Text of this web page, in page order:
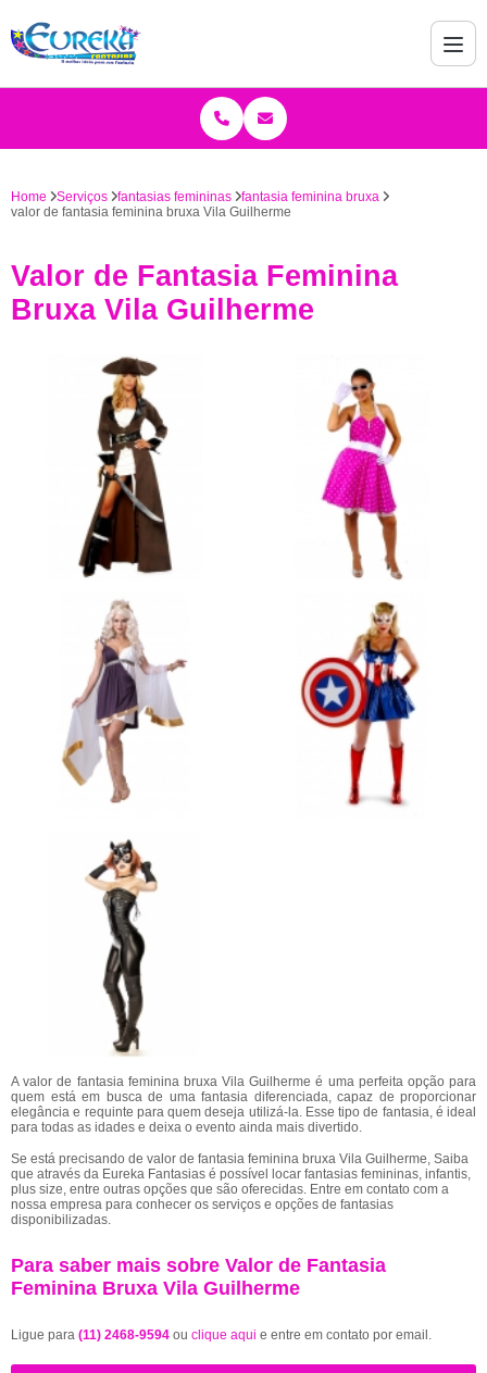
Home Serviços fantasias femininas
fantasia feminina bruxa
valor de fantasia feminina bruxa Vila Guilherme
Valor de Fantasia Feminina
Bruxa Vila Guilherme
A valor de fantasia feminina bruxa Vila Guilherme é uma perfeita opção para
quem está em busca de uma fantasia diferenciada, capaz de proporcionar
elegância e requinte para quem deseja utilizá-la. Esse tipo de fantasia, é ideal
para todas as idades e deixa o evento ainda mais divertido.
Se está precisando de valor de fantasia feminina bruxa Vila Guilherme, Saiba
que através da Eureka Fantasias é possível locar fantasias femininas, infantis,
plus size, entre outras opções que são oferecidas. Entre em contato com a
nossa empresa para conhecer os serviços e opções de fantasias
disponibilizadas.
Para saber mais sobre Valor de Fantasia
Feminina Bruxa Vila Guilherme
Ligue para (11) 2468-9594 ou clique aqui e entre em contato por email.